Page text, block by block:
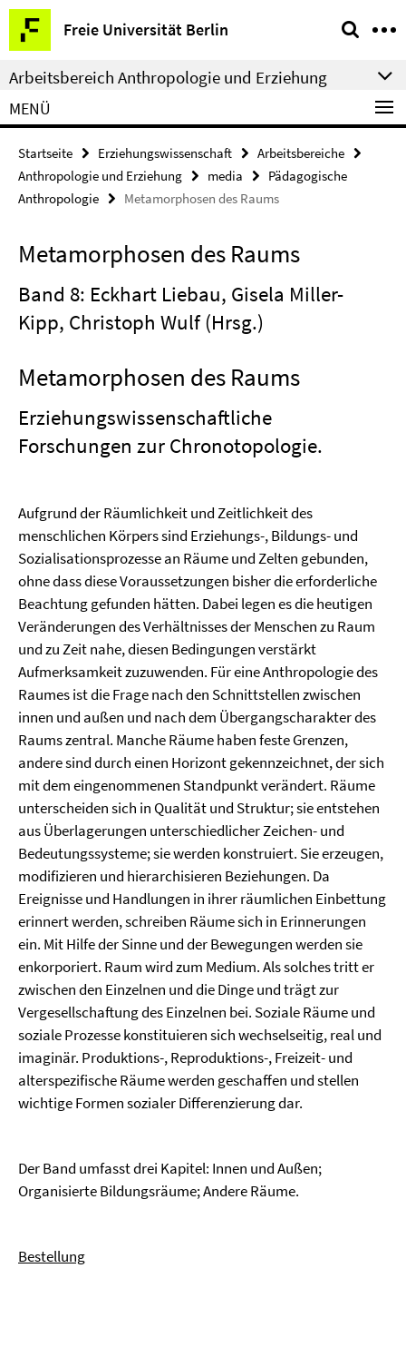
Springe
direkt
zu
Inhalt
Freie Universität Berlin
Service-
Navigation
Arbeitsbereich Anthropologie und Erziehung
MENÜ
Startseite Erziehungswissenschaft
Arbeitsbereiche
Anthropologie und Erziehung
media
Pädagogische
Anthropologie
Metamorphosen des Raums
Metamorphosen des Raums
Band 8: Eckhart Liebau, Gisela Miller-
Kipp, Christoph Wulf (Hrsg.)
Metamorphosen des Raums
Erziehungswissenschaftliche
Forschungen zur Chronotopologie.
Aufgrund der Räumlichkeit und Zeitlichkeit des
menschlichen Körpers sind Erziehungs-, Bildungs- und
Sozialisationsprozesse an Räume und Zelten gebunden,
ohne dass diese Voraussetzungen bisher die erforderliche
Beachtung gefunden hätten. Dabei legen es die heutigen
Veränderungen des Verhältnisses der Menschen zu Raum
und zu Zeit nahe, diesen Bedingungen verstärkt
Aufmerksamkeit zuzuwenden. Für eine Anthropologie des
Raumes ist die Frage nach den Schnittstellen zwischen
innen und außen und nach dem Übergangscharakter des
Raums zentral. Manche Räume haben feste Grenzen,
andere sind durch einen Horizont gekennzeichnet, der sich
mit dem eingenommenen Standpunkt verändert. Räume
unterscheiden sich in Qualität und Struktur; sie entstehen
aus Überlagerungen unterschiedlicher Zeichen- und
Bedeutungssysteme; sie werden konstruiert. Sie erzeugen,
modifizieren und hierarchisieren Beziehungen. Da
Ereignisse und Handlungen in ihrer räumlichen Einbettung
erinnert werden, schreiben Räume sich in Erinnerungen
ein. Mit Hilfe der Sinne und der Bewegungen werden sie
enkorporiert. Raum wird zum Medium. Als solches tritt er
zwischen den Einzelnen und die Dinge und trägt zur
Vergesellschaftung des Einzelnen bei. Soziale Räume und
soziale Prozesse konstituieren sich wechselseitig, real und
imaginär. Produktions-, Reproduktions-, Freizeit- und
alterspezifische Räume werden geschaffen und stellen
wichtige Formen sozialer Differenzierung dar.
Der Band umfasst drei Kapitel: Innen und Außen;
Organisierte Bildungsräume; Andere Räume.
Bestellung